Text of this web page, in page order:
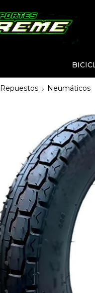
Repuestos Neumáticos